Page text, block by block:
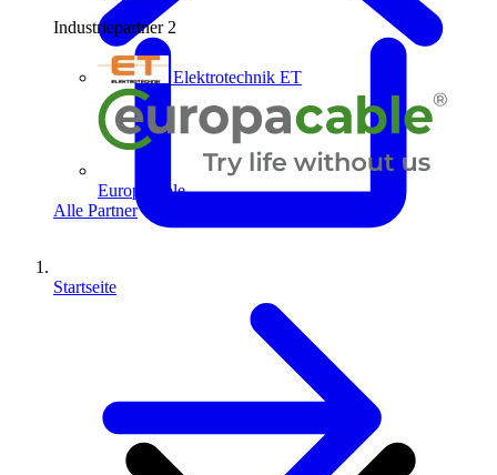
Industriepartner 2
Elektrotechnik ET
Europacable
Alle Partner
Startseite